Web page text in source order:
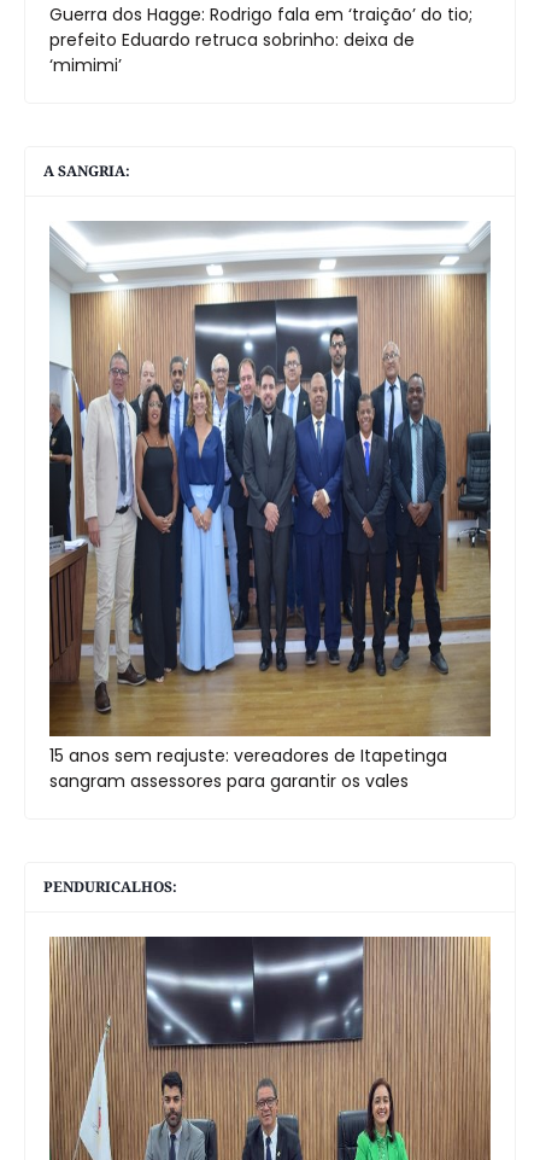
Guerra dos Hagge: Rodrigo fala em ‘traição’ do tio;
prefeito Eduardo retruca sobrinho: deixa de
‘mimimi’
A SANGRIA:
15 anos sem reajuste: vereadores de Itapetinga
sangram assessores para garantir os vales
PENDURICALHOS: